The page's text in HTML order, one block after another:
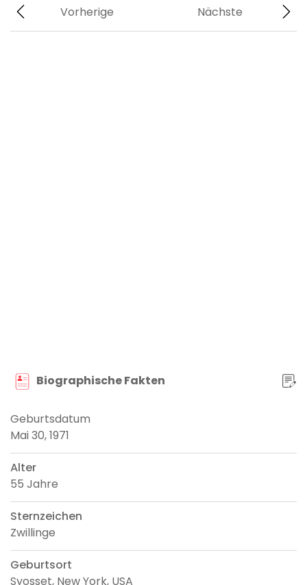
Nächste
Vorherige
Biographische Fakten
Geburtsdatum
Mai 30, 1971
Alter
55 Jahre
Sternzeichen
Zwillinge
Geburtsort
Syosset, New York, USA